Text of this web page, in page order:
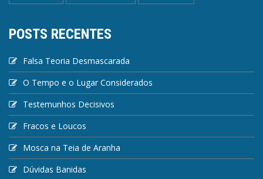
POSTS RECENTES
Falsa Teoria Desmascarada
O Tempo e o Lugar Considerados
Testemunhos Decisivos
Fracos e Loucos
Mosca na Teia de Aranha
Dúvidas Banidas